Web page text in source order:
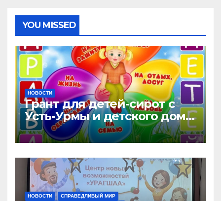
YOU MISSED
НОВОСТИ
Грант для детей-сирот с
Усть-Урмы и детского дома
“Малышок”
НОВОСТИ
СПРАВЕДЛИВЫЙ МИР